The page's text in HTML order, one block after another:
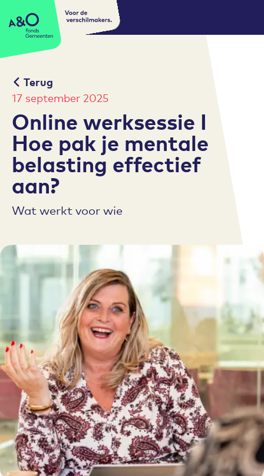
A&O fonds Gemeenten
Voor de
verschilmakers.
Terug
17 september 2025
Online werksessie I
Hoe pak je mentale
belasting effectief
aan?
Wat werkt voor wie